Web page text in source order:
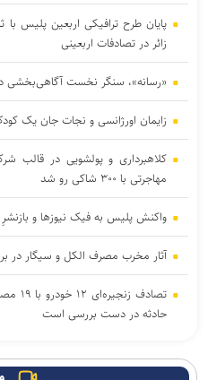
زائر در تصادفات اربعینی
«رسانه»، سنگر نخست آگاهی‌بخشی
زایمان اورژانسی و نجات جان یک
کلاهبرداری و پولشویی در قالب
مهاجرتی با ۳۰۰ شاکی رو شد
واکنش پلیس به فیک نیوزها و بازنشرِ
آثار مخرب مصرف الکل و سیگار در
حادثه در دست بررسی است
تهویه در قطار‌های جدید